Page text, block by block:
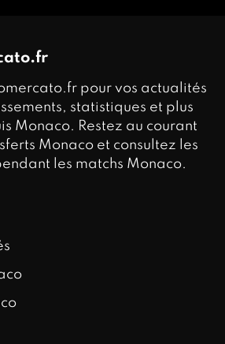
pour vos actualités
statistiques et plus
Monaco. Restez au courant
Monaco et consultez les
les matchs Monaco.